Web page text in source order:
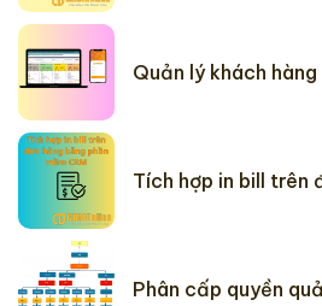
Quản lý khách
Tích hợp in bill trên
Phân cấp quyền